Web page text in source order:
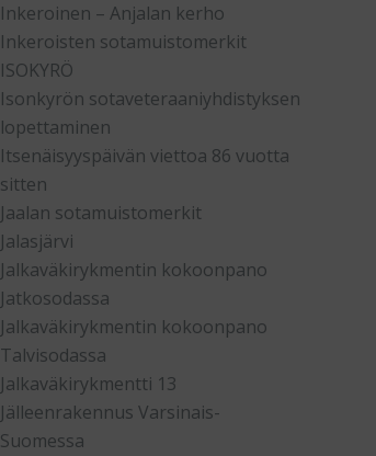
Inkeroinen – Anjalan kerho
Inkeroisten sotamuistomerkit
ISOKYRÖ
Isonkyrön sotaveteraaniyhdistyksen
lopettaminen
Itsenäisyyspäivän viettoa 86 vuotta
sitten
Jaalan sotamuistomerkit
Jalasjärvi
Jalkaväkirykmentin kokoonpano
Jatkosodassa
Jalkaväkirykmentin kokoonpano
Talvisodassa
Jalkaväkirykmentti 13
Jälleenrakennus Varsinais-
Suomessa